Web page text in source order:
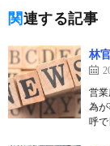
関連する記事
林
営
為
呼